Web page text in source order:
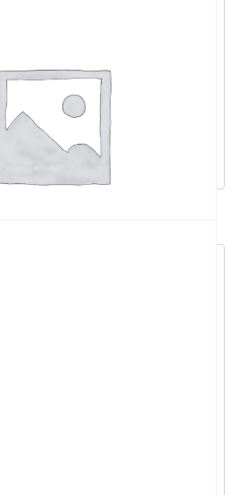
RTX4060/17,3/DOS –
1.474,20
u košaricu